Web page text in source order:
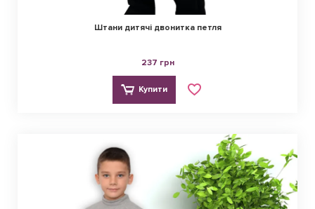
Штани дитячі двонитка петля
237 грн
Купити